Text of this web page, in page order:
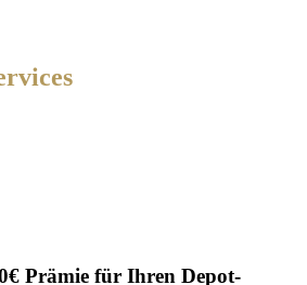
Prämie für Ihren Depot-